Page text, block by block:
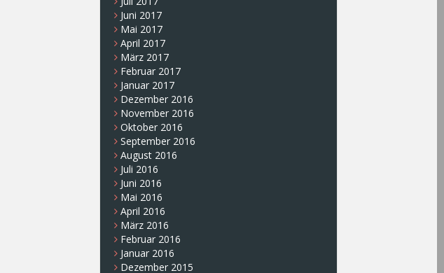
Juni 2017
Mai 2017
April 2017
März 2017
Februar 2017
Januar 2017
Dezember 2016
November 2016
Oktober 2016
September 2016
August 2016
Juli 2016
Juni 2016
Mai 2016
April 2016
März 2016
Februar 2016
Januar 2016
Dezember 2015